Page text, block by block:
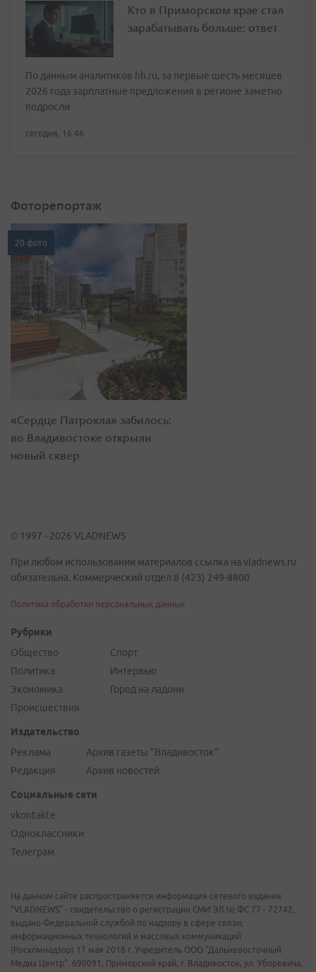
Кто в Приморском крае стал
зарабатывать больше: ответ
По данным аналитиков hh.ru, за первые шесть месяцев
2026 года зарплатные предложения в регионе заметно
подросли
сегодня, 16:46
Фоторепортаж
20 фото
«Сердце Патрокла» забилось:
во Владивостоке открыли
новый сквер
© 1997 - 2026 VLADNEWS
При любом использовании материалов ссылка на vladnews.ru
обязательна. Коммерческий отдел 8 (423) 249-8800
Политика обработки персональных данных
Рубрики
Общество
Политика
Экономика
Происшествия
Спорт
Интервью
Город на ладони
Издательство
Реклама
Редакция
Архив газеты "Владивосток"
Архив новостей
Социальные сети
vkontakte
Одноклассники
Телеграм
На данном сайте распространяется информация сетевого издания
"VLADNEWS" - свидетельство о регистрации СМИ ЭЛ № ФС 77 - 72742,
выдано Федеральной службой по надзору в сфере связи,
информационных технологий и массовых коммуникаций
(Роскомнадзор) 17 мая 2018 г. Учредитель ООО "Дальневосточный
Медиа Центр". 690091, Приморский край, г. Владивосток, ул. Уборевича,